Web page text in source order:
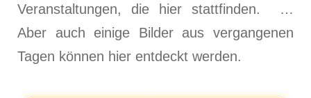
Veranstaltungen, die hier stattfinden. …
Aber auch einige Bilder aus vergangenen
Tagen können hier entdeckt werden.